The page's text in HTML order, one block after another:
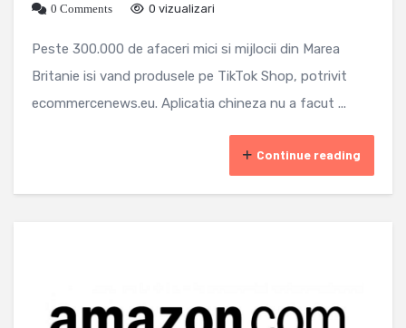
0 Comments
0 vizualizari
Peste 300.000 de afaceri mici si mijlocii din Marea
Britanie isi vand produsele pe TikTok Shop, potrivit
ecommercenews.eu. Aplicatia chineza nu a facut ...
Continue reading